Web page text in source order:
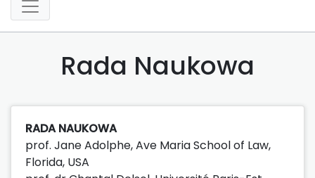
Rada Naukowa
RADA NAUKOWA
prof. Jane Adolphe, Ave Maria School of Law,
Florida, USA